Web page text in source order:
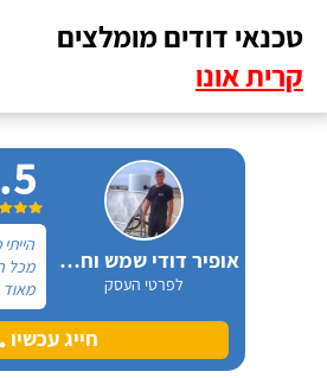
טכנאי דודים מומלצים
קרית אונו
אופיר דודי שמש וחשמל
לפרטי העסק
מכל
חייג עכשיו